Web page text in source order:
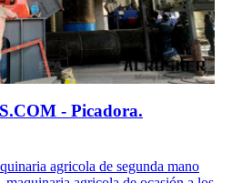
- Picadora.
agricola de segunda mano